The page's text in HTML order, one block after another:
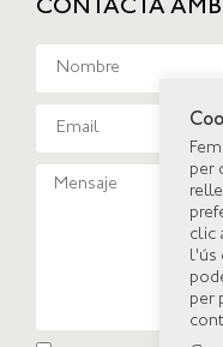
CONTACTA AMB
per
clic
l'ús
per